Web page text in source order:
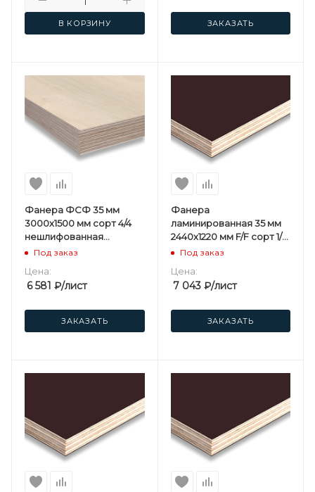
В КОРЗИНУ ЗАКАЗАТЬ
Фанера ФСФ 35 мм
3000х1500 мм сорт 4/4
нешлифованная
березовая
Под заказ
Цена:
6 581 ₽/лист
ЗАКАЗАТЬ
Фанера
ламинированная 35 мм
2440х1220 мм F/F сорт 1/1
березовая
Под заказ
Цена:
7 043₽/лист
ЗАКАЗАТЬ